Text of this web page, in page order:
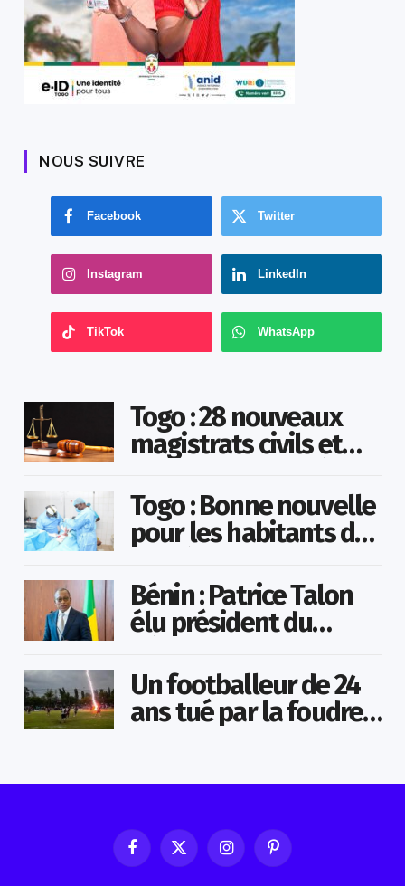
NOUS SUIVRE
Facebook Twitter
Instagram LinkedIn
TikTok WhatsApp
Togo : 28 nouveaux
magistrats civils et
Togo : Bonne nouvelle
pour les habitants de
Bénin : Patrice Talon
élu président du
Un footballeur de 24
ans tué par la foudre
Facebook
X
InstagramPinterest